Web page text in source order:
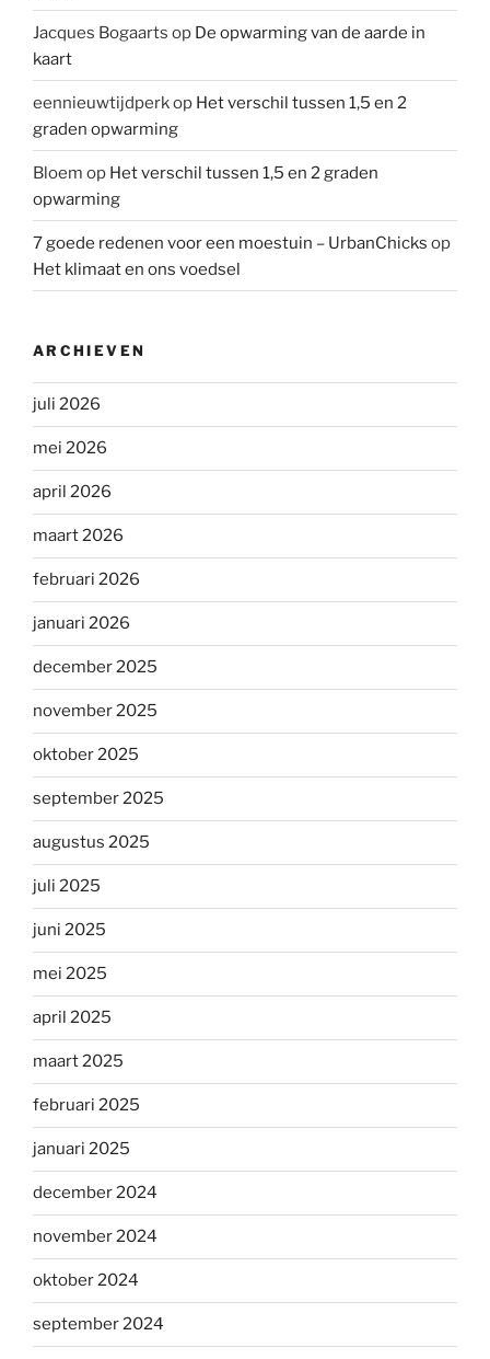
Jacques Bogaarts op De opwarming van de aarde in
kaart
eennieuwtijdperkop Het verschil tussen 1,5 en 2
graden opwarming
Bloem op Het verschil tussen 1,5 en 2 graden
opwarming
7 goede redenen voor een moestuin – UrbanChicks op
Het klimaat en ons voedsel
ARCHIEVEN
juli 2026
mei 2026
april 2026
maart 2026
februari 2026
januari 2026
december 2025
november 2025
oktober 2025
september 2025
augustus 2025
juli 2025
juni 2025
mei 2025
april 2025
maart 2025
februari 2025
januari 2025
december 2024
november 2024
oktober 2024
september 2024